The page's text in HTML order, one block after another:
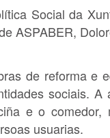
Social da
ASPABER,
de reforma e
sociais. A
e o comedor,
usuarias.